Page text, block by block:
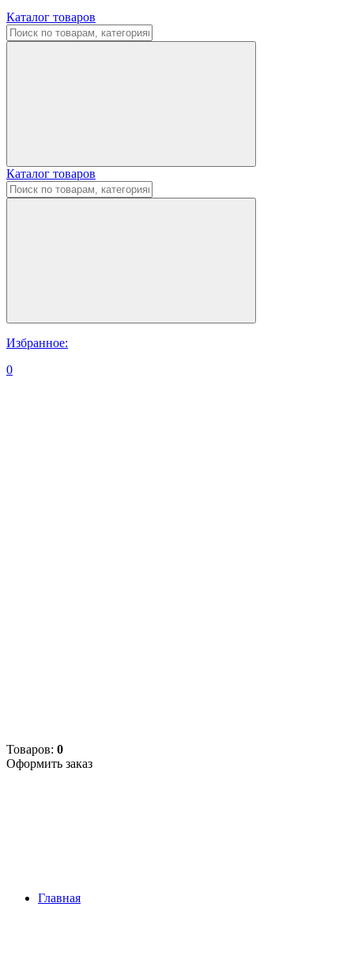
Каталог товаров
Каталог товаров
Избранное:
0
Товаров: 0
Оформить заказ
Главная